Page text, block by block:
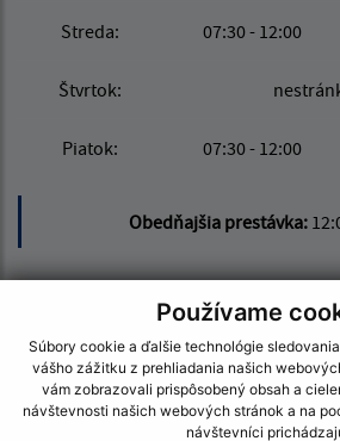
Používame
Súbory cookie a ďalšie technológie
vášho zážitku z prehliadania našich
vám zobrazovali prispôsobený obsah a
návštevnosti našich webových stránok a na
návštevníci
Streda: 07:30 - 12:00
Štvrtok:
Piatok: 07:30 - 12:00
Obedňajšia prestávka:
Obecný úrad Nána
Madáchova 2532/
943 60 Nána